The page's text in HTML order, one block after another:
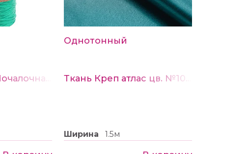
Однотонный
Ширина 1.5м